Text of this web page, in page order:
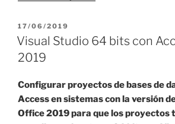
directiva
ASP
PUBLICADO
EL
17/06/2019
Visual Studio 64 bits con
2019
Configurar proyectos de bases de
Access en sistemas con la versión
Office 2019 para que los proyectos